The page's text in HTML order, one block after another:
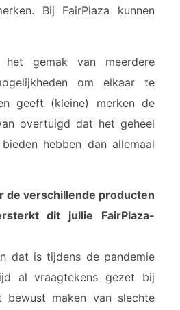
Bij FairPlaza kunnen
gemak van meerdere
om elkaar te
geeft (kleine) merken de
overtuigd dat het geheel
hebben dan allemaal
de verschillende producten
dit jullie FairPlaza-
dat is tijdens de pandemie
al vraagtekens gezet bij
bewust maken van slechte